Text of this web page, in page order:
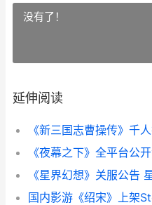
没有了！
延伸阅读
《星界幻想》关服公告
国内影游《绍宋》上架